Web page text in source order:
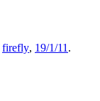
firefly, 19/1/11.